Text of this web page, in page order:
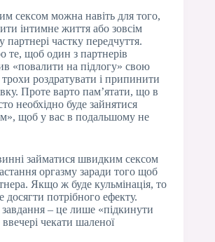
сексом можна навіть для того,
інтимне життя або зовсім
партнері частку передчуття.
те, щоб один з партнерів
«повалити на підлогу» свою
роздратувати і припинити
Проте варто пам’ятати, що в
необхідно буде зайнятися
щоб у вас в подальшому не
займатися швидким сексом
оргазму заради того щоб
Якщо ж буде кульмінація, то
потрібного ефекту.
– це лише «підкинути
чекати шаленої